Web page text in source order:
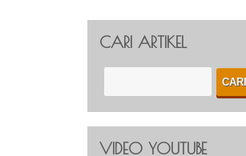
CARI ARTIKEL
VIDEO YOUTUBE